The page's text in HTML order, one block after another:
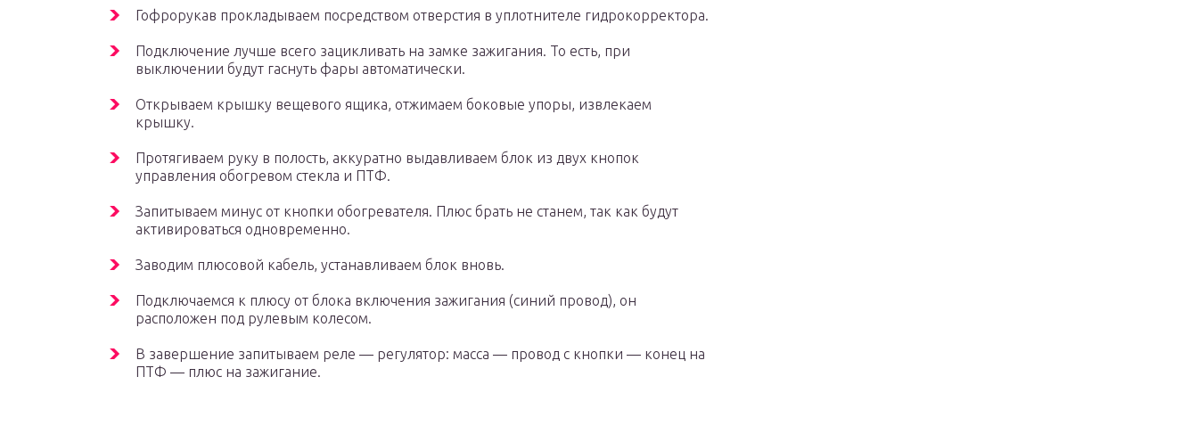
Гофрорукав прокладываем посредством отверстия в уплотнителе гидрокорректора.
Подключение лучше всего зацикливать на замке зажигания. То есть, при
выключении будут гаснуть фары автоматически.
Открываем крышку вещевого ящика, отжимаем боковые упоры, извлекаем
крышку.
Протягиваем руку в полость, аккуратно выдавливаем блок из двух кнопок
управления обогревом стекла и ПТФ.
Запитываем минус от кнопки обогревателя. Плюс брать не станем, так как будут
активироваться одновременно.
Заводим плюсовой кабель, устанавливаем блок вновь.
Подключаемся к плюсу от блока включения зажигания (синий провод), он
расположен под рулевым колесом.
В завершение запитываем реле — регулятор: масса — провод с кнопки — конец на
ПТФ — плюс на зажигание.